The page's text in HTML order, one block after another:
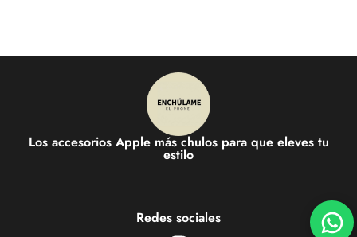
Los accesorios Apple más chulos para que eleves tu
estilo
Redes sociales